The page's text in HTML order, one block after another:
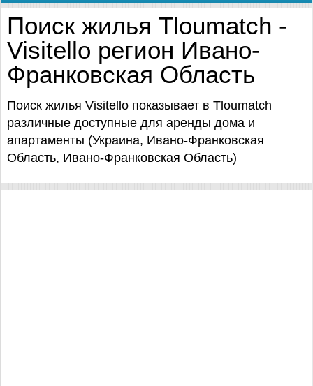
Поиск жилья Tloumatch -
Visitello регион Ивано-
Франковская Область
Поиск жилья Visitello показывает в Tloumatch
различные доступные для аренды дома и
апартаменты (Украина, Ивано-Франковская
Область, Ивано-Франковская Область)